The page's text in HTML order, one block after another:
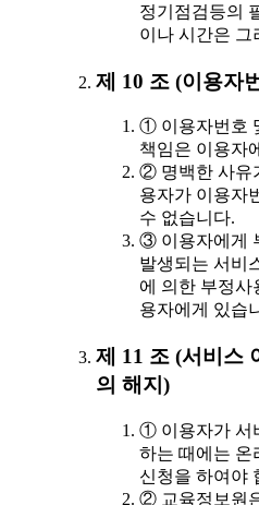
정기점검등의
이나 시간은 그
제 10 조 (이용자
① 이용자번호
책임은 이용자
② 명백한 사유
용자가 이용자
수 없습니다.
③ 이용자에게
발생되는 서비
에 의한 부정사
용자에게 있습
제 11 조 (서비스
의 해지)
① 이용자가 서
하는 때에는 온
신청을 하여야
② 교육정보원